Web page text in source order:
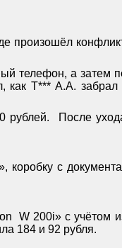
произошёл
телефон, а затем
как Т*** А.А. забрал
рублей.
После
коробку с
W200i» с учётом
184 и 92 рубля.